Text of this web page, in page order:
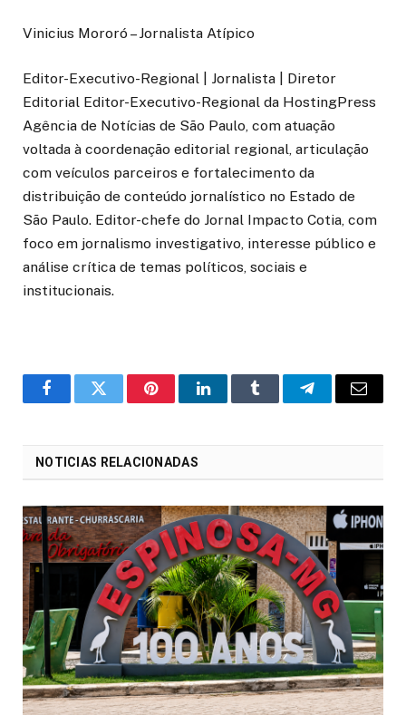
Vinicius Mororó – Jornalista Atípico
Editor-Executivo-Regional | Jornalista | Diretor
Editorial Editor-Executivo-Regional da HostingPress
Agência de Notícias de São Paulo, com atuação
voltada à coordenação editorial regional, articulação
com veículos parceiros e fortalecimento da
distribuição de conteúdo jornalístico no Estado de
São Paulo. Editor-chefe do Jornal Impacto Cotia, com
foco em jornalismo investigativo, interesse público e
análise crítica de temas políticos, sociais e
institucionais.
o
Twitter PinterestLinkedInTumblr Telegrama
E-
NOTICIAS RELACIONADAS